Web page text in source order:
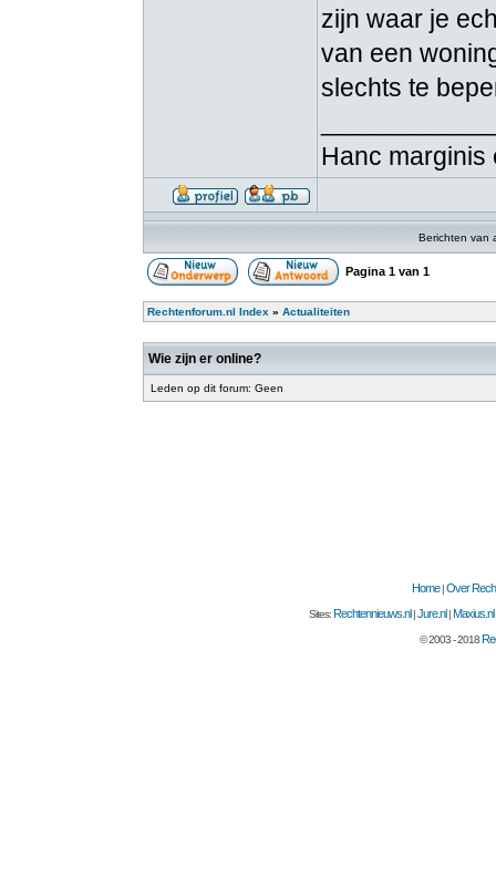
zijn waar je
van een
slechts te
Hanc marginis
Berichten van
Pagina 1 van 1
Rechtenforum.nl Index » Actualiteiten
Wie zijn er online?
Leden op dit forum: Geen
Home|Over
Sites:Rechtennieuws.nl |Jure.nl |Maxius.nl
© 2003 - 2018